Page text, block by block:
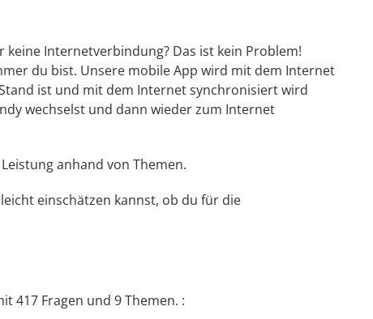
Internetverbindung? Das ist kein Problem!
du bist. Unsere mobile App wird mit dem Internet
ist und mit dem Internet synchronisiert wird
wechselst und dann wieder zum Internet
anhand von Themen.
einschätzen kannst, ob du für die
417 Fragen und 9 Themen. :